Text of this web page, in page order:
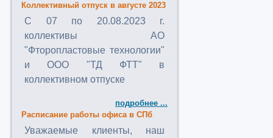
Коллективный отпуск в августе 2023
C 07 по 20.08.2023 г.
коллективы АО
"Фторопластовые технологии"
и ООО "ТД ФТТ" в
коллективном отпуске
подробнее ...
Расписание работы офиса в СПб
Уважаемые клиенты, наш